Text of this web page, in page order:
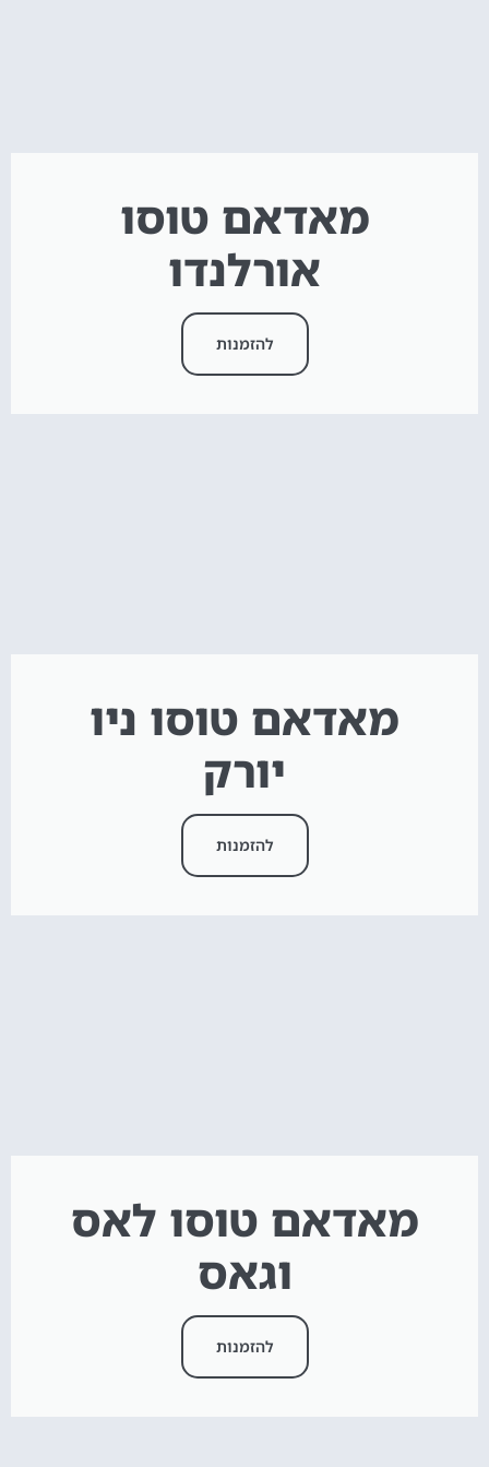
מאדאם טוסו
אורלנדו
להזמנות
מאדאם טוסו ניו
יורק
להזמנות
מאדאם טוסו לאס
וגאס
להזמנות